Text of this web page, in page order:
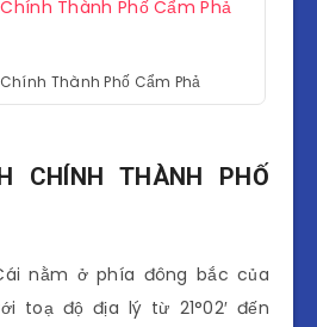
Thành Phố Cẩm Phả
CHÍNH THÀNH PHỐ
nằm ở phía đông bắc của
toạ độ địa lý từ 21°02′ đến